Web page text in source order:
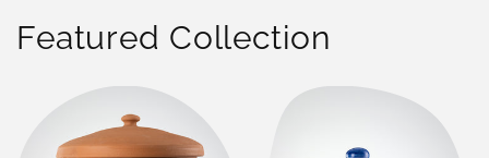
Featured Collection